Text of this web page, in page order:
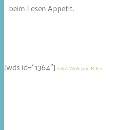
beim Lesen Appetit.
[wds id=“1364″] Fotos: Wolfgang Ritter